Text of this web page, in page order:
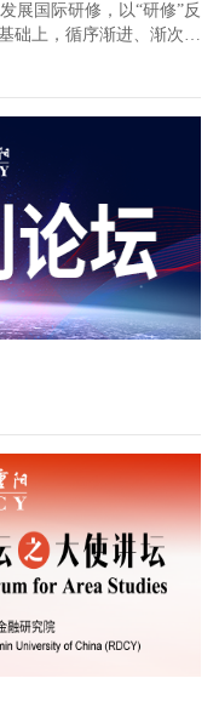
展国际研修，以“研修”反
础上，循序渐进、渐次推
的研修道路。